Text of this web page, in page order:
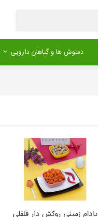
دمنوش ها و گیاهان دارویی